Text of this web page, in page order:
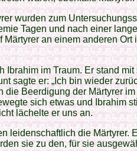
wurden zum
Tagen und nach einer
an einem anderen Ort
Ibrahim im Traum. Er stand mit
sagte er: „Ich bin wieder
die Beerdigung der Märtyrer im
sich etwas und Ibrahim
lächelte er uns an.
leidenschaftlich die Märtyrer.
sie zu den, für sie